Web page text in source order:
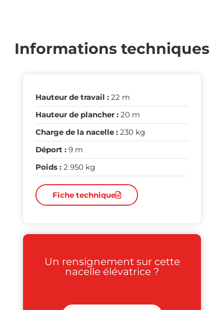
Informations techniques
Hauteur de travail :22 m
Hauteur de plancher :20 m
Charge de la nacelle :230 kg
Déport :9 m
Poids :2 950 kg
Fiche technique
Un rensignement sur cette
nacelle élévatrice ?